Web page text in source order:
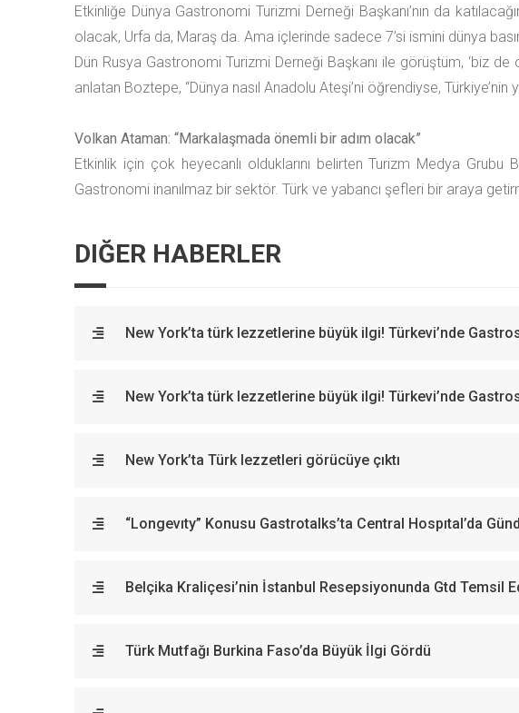
Etkinliğe Dünya Gastronomi Turizmi Derneği Başkanı’nın da
olacak, Urfa da, Maraş da. Ama içlerinde sadece 7’si ismini dünya
Dün Rusya Gastronomi Turizmi Derneği Başkanı ile görüştüm, ‘biz de
anlatan Boztepe, “Dünya nasıl Anadolu Ateşi’ni öğrendiyse,
Volkan Ataman: “Markalaşmada önemli bir adım olacak”
Etkinlik için çok heyecanlı olduklarını belirten Turizm Medya Grubu
Gastronomi inanılmaz bir sektör. Türk ve yabancı şefleri bir araya
DIĞER HABERLER
New York’ta türk lezzetlerine büyük ilgi! Türkevi’nde
New York’ta türk lezzetlerine büyük ilgi! Türkevi’nde
New York’ta Türk lezzetleri görücüye çıktı
“Longevıty” Konusu Gastrotalks’ta Central Hospıtal’da
Belçika Kraliçesi’nin İstanbul Resepsiyonunda Gtd Temsil
Türk Mutfağı Burkina Faso’da Büyük İlgi Gördü